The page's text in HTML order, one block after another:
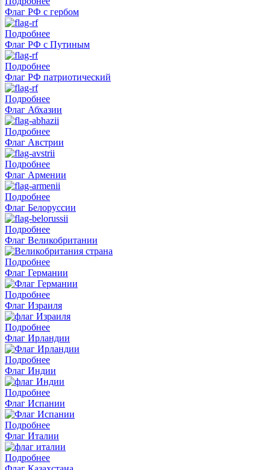
Флаг РФ с гербом
Подробнее
Флаг РФ с Путиным
Подробнее
Флаг РФ патриотический
Подробнее
Флаг Абхазии
Подробнее
Флаг Австрии
Подробнее
Флаг Армении
Подробнее
Флаг Белоруссии
Подробнее
Флаг Великобритании
Подробнее
Флаг Германии
Подробнее
Флаг Израиля
Подробнее
Флаг Ирландии
Подробнее
Флаг Индии
Подробнее
Флаг Испании
Подробнее
Флаг Италии
Подробнее